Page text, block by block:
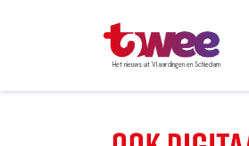
Het nieuws uit Vlaardingen en Schiedam